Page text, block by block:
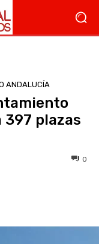
ANDALUCÍA
397 plazas
0